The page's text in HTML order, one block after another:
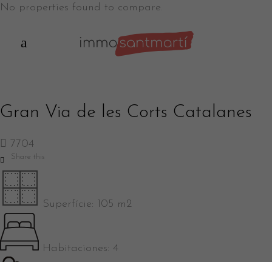
No properties found to compare.
Gran Via de les Corts Catalanes
7704
Share this
Superfície: 105 m2
Habitaciones: 4